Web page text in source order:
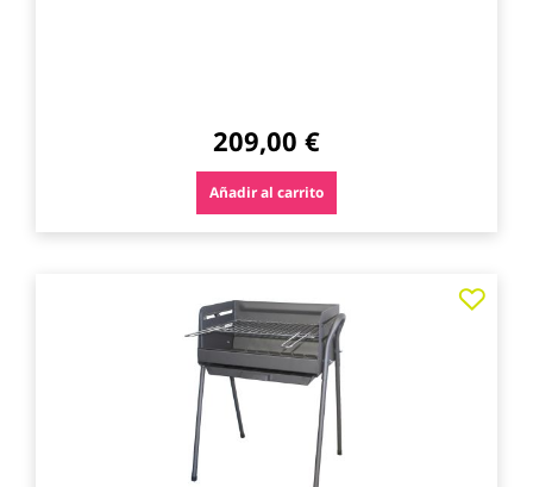
209,00 €
Añadir al carrito